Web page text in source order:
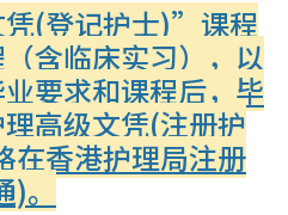
(登记护士)”课程
含临床实习），以
要求和课程后，毕
高级文凭(注册护
在香港护理局注册
。